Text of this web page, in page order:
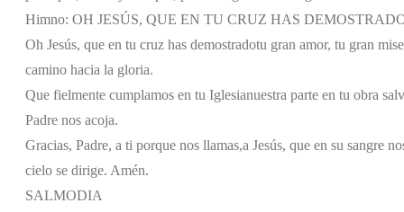
Himno: OH JESÚS, QUE EN TU CRUZ HAS
Oh Jesús, que en tu cruz has demostradotu gran amor, tu gran
camino hacia la gloria.
Que fielmente cumplamos en tu Iglesianuestra parte en tu obra
Padre nos acoja.
Gracias, Padre, a ti porque nos llamas,a Jesús, que en su sangre
cielo se dirige. Amén.
SALMODIA